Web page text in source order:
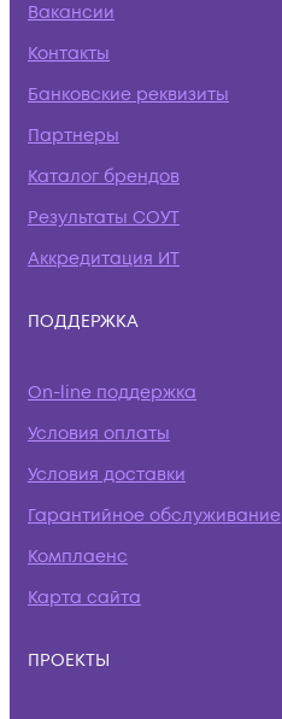
Вакансии
Контакты
Банковские реквизиты
Партнеры
Каталог брендов
Результаты СОУТ
Аккредитация ИТ
ПОДДЕРЖКА
On-line поддержка
Условия оплаты
Условия доставки
Гарантийное обслуживание
Комплаенс
Карта сайта
ПРОЕКТЫ